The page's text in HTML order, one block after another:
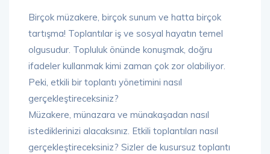
Birçok müzakere, birçok sunum ve hatta birçok
tartışma! Toplantılar iş ve sosyal hayatın temel
olgusudur. Topluluk önünde konuşmak, doğru
ifadeler kullanmak kimi zaman çok zor olabiliyor.
Peki, etkili bir toplantı yönetimini nasıl
gerçekleştireceksiniz?
Müzakere, münazara ve münakaşadan nasıl
istediklerinizi alacaksınız. Etkili toplantıları nasıl
gerçekleştireceksiniz? Sizler de kusursuz toplantı